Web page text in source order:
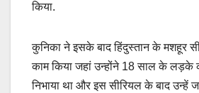
किया.
कुनिका ने इसके बाद हिंदुस्तान के मशहूर
काम किया जहां उन्होंने 18 साल के लड़के
निभाया था और इस सीरियल के बाद उन्हें